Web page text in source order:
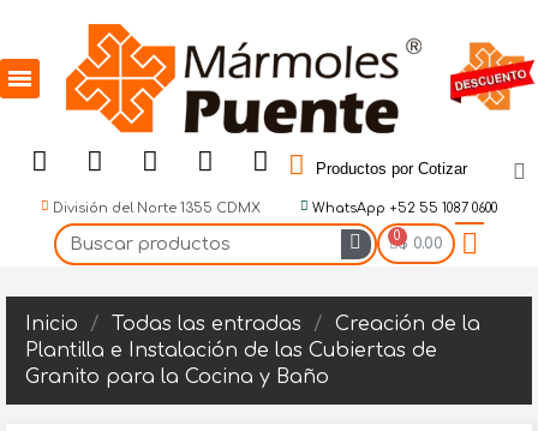
Productos por Cotizar
División del Norte 1355 CDMX WhatsApp +52 55 1087 0600
$ 0.00
Inicio Todas las entradas
Creación de la
Plantilla e Instalación de las Cubiertas de
Granito para la Cocina y Baño